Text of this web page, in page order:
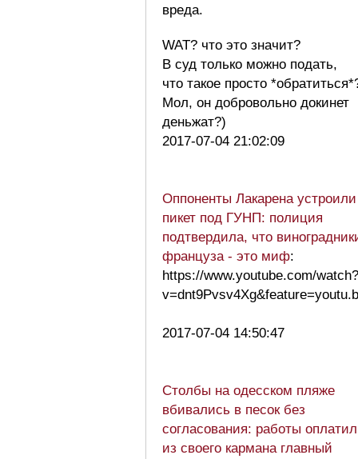
вреда.
WAT? что это значит?
В суд только можно подать,
что такое просто
Мол, он добровольно докинет
деньжат?)
2017-07-04 21:02:09
Оппоненты Лакарена устроили
пикет под ГУНП: полиция
подтвердила, что
француза - это миф:
https://www.youtube.com/watch?
2017-07-04 14:50:47
Столбы на одесском пляже
вбивались в песок без
согласования: работы оплатил
из своего кармана главный